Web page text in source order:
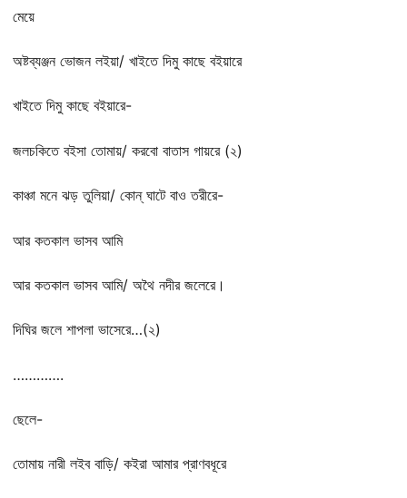
মেয়ে
অষ্টব্যঞ্জন ভোজন লইয়া/ খাইতে দিমু কাছে বইয়ারে
খাইতে দিমু কাছে বইয়ারে-
জলচকিতে বইসা তোমায়/ করবো বাতাস গায়রে (২)
কাঞ্চা মনে ঝড় তুলিয়া/ কোন্ ঘাটে বাও তরীরে-
আর কতকাল ভাসব আমি
আর কতকাল ভাসব আমি/ অথৈ নদীর জলেরে।
দিঘির জলে শাপলা ভাসেরে…(২)
………….
ছেলে-
তোমায় নারী লইব বাড়ি/ কইরা আমার প্রাণবধূরে